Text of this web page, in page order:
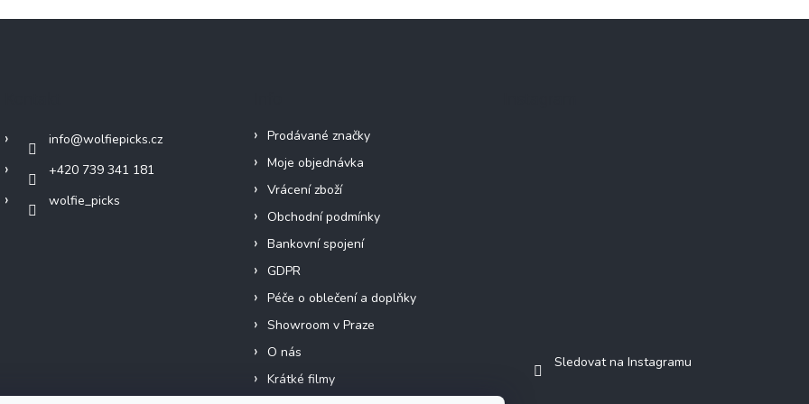
info@wolfiepicks.cz
+420 739 341 181
wolfie_picks
Prodávané značky
Moje objednávka
Vrácení zboží
Obchodní podmínky
Bankovní spojení
GDPR
Péče o oblečení a doplňky
Showroom v Praze
O nás
Krátké filmy
Sledovat na Instagramu